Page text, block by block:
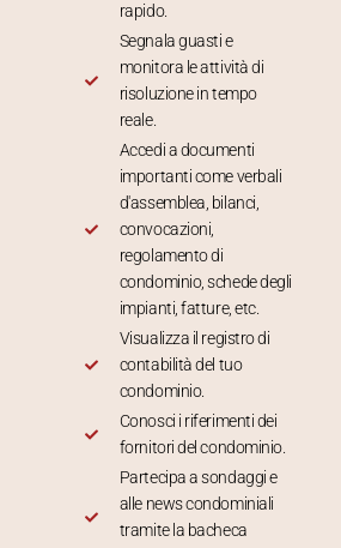
rapido.
Segnala guasti e
monitora le attività di
risoluzione in tempo
reale.
Accedi a documenti
importanti come verbali
d'assemblea, bilanci,
convocazioni,
regolamento di
condominio, schede degli
impianti, fatture, etc.
Visualizza il registro di
contabilità del tuo
condominio.
Conosci i riferimenti dei
fornitori del condominio.
Partecipa a sondaggi e
alle news condominiali
tramite la bacheca